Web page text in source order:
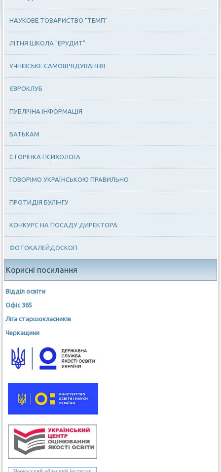
НАУКОВЕ ТОВАРИСТВО "ТЕМП"
ЛІТНЯ ШКОЛА "ЕРУДИТ"
УЧНІВСЬКЕ САМОВРЯДУВАННЯ
ЄВРОКЛУБ
ПУБЛІЧНА ІНФОРМАЦІЯ
БАТЬКАМ
СТОРІНКА ПСИХОЛОГА
ГОВОРІМО УКРАЇНСЬКОЮ ПРАВИЛЬНО
ПРОТИДІЯ БУЛІНГУ
КОНКУРС НА ПОСАДУ ДИРЕКТОРА
ФОТОКАЛЕЙДОСКОП
Корисні посилання
Відділ освіти
Офіс 365
Ліга старшокласників
Черкащини